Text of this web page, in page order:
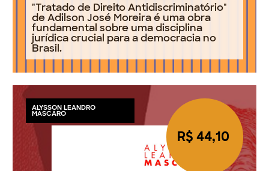
"Tratado de Direito Antidiscriminatório"
de Adilson José Moreira é uma obra
fundamental sobre uma disciplina
jurídica crucial para a democracia no
Brasil.
ALYSSON LEANDRO
MASCARO
R$ 44,10